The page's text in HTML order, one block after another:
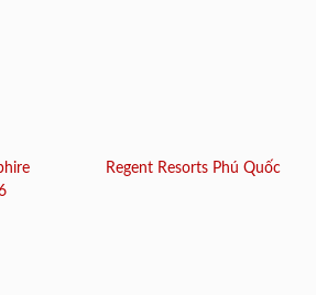
Regent Resorts Phú Quốc